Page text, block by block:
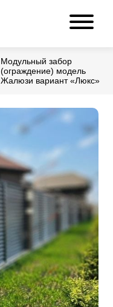
Модульный забор
(ограждение) модель
Жалюзи вариант «Люкс»